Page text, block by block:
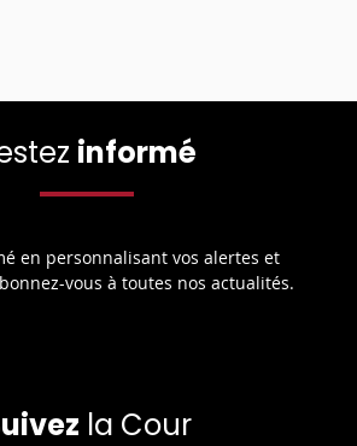
informé
en personnalisant vos alertes et
vous à toutes nos actualités.
la Cour